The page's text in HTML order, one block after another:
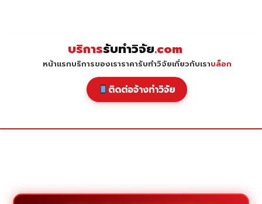
บริการรับทำวิจัย.com
หน้าแรกบริการของเราราคารับทำวิจัยเกี่ยวกับเราบล็อก
ติดต่อจ้างทำวิจัย